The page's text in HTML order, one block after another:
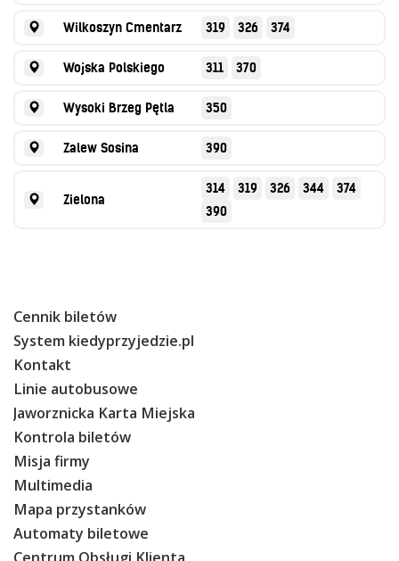
Wilkoszyn Cmentarz 319 326 374
Wojska Polskiego 311 370
Wysoki Brzeg Pętla 350
Zalew Sosina 390
Zielona
314 319 326 344
374
390
Cennik biletów
System kiedyprzyjedzie.pl
Kontakt
Linie autobusowe
Jaworznicka Karta Miejska
Kontrola biletów
Misja firmy
Multimedia
Mapa przystanków
Automaty biletowe